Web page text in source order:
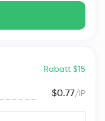
Rabatt $15
$0.77/IP